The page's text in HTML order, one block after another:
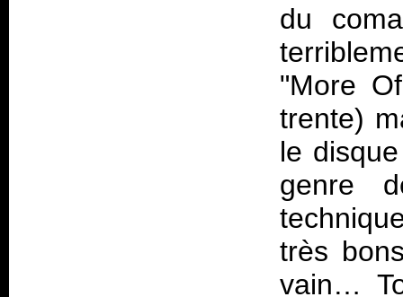
du
"More
trente)
le
genre
très
vain…